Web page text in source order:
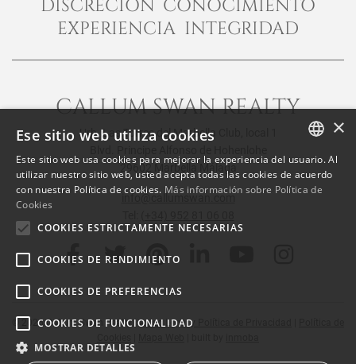
DISCRECIÓN CONOCIMIENTO
EXPERIENCIA INTEGRIDAD
CALLUM SWAN REALTY
Urb. Las Torres del Marbella Club, local 1
29602 Marbella Málaga
© 2026Callum Swan Realty |Aviso Legal y Política de Privacidad
ENGLISH
SPANISH
×
Ese sitio web utiliza cookies
Este sitio web usa cookies para mejorar la experiencia del usuario. Al
utilizar nuestro sitio web, usted acepta todas las cookies de acuerdo
con nuestra Política de cookies. Más información sobre Política de
Cookies
COOKIES ESTRICTAMENTE NECESARIAS
COOKIES DE RENDIMIENTO
COOKIES DE PREFERENCIAS
COOKIES DE FUNCIONALIDAD
MOSTRAR DETALLES